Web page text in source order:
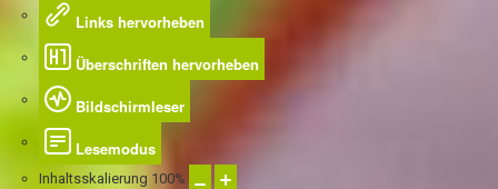
Links hervorheben
Überschriften hervorheben
Bildschirmleser
Lesemodus
Inhaltsskalierung 100%